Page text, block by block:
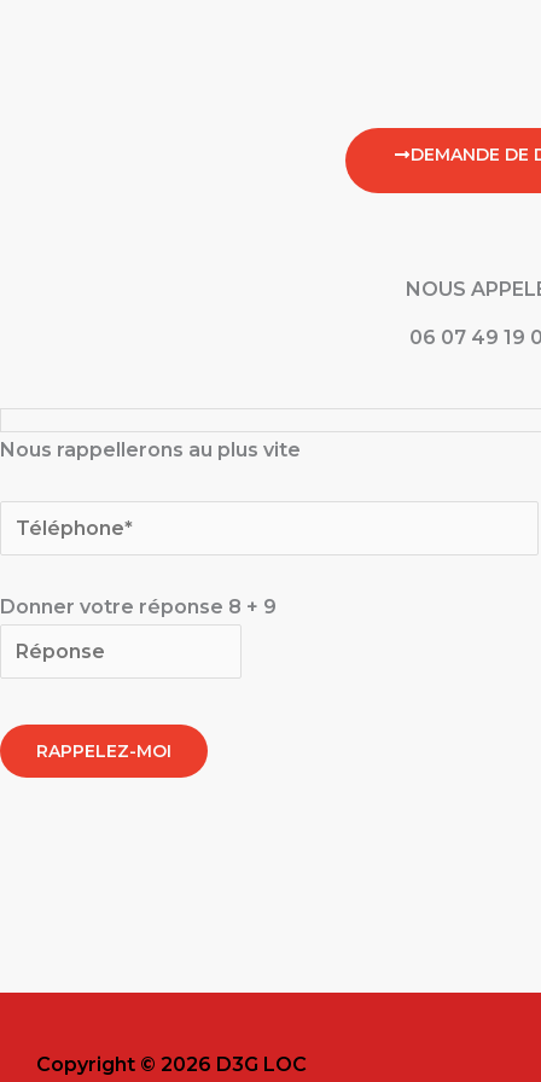
DEMANDE DE
NOUS
06 07 49 19
Nous rappellerons au plus vite
Donner votre réponse 8 + 9
Copyright © 2026 D3G LOC